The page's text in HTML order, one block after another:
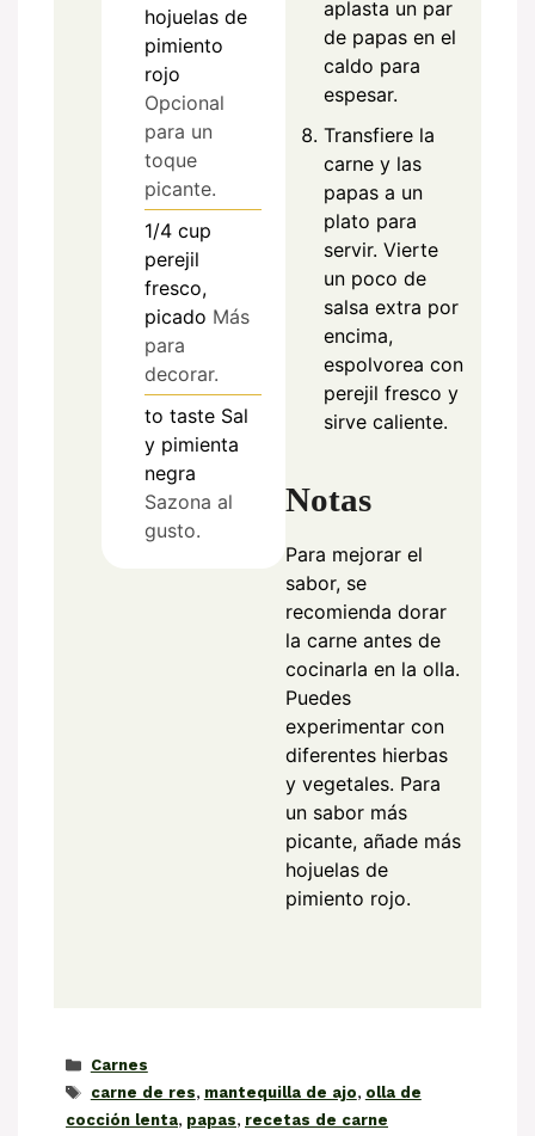
hojuelas de
pimiento
rojo
Opcional
para un
toque
picante.
1/4 cup
perejil
fresco,
picado Más
para
decorar.
to taste Sal
y pimienta
negra
Sazona al
gusto.
aplasta un par
de papas en el
caldo para
espesar.
Transfiere la
carne y las
papas a un
plato para
servir. Vierte
un poco de
salsa extra por
encima,
espolvorea con
perejil fresco y
sirve caliente.
Notas
Para mejorar el
sabor, se
recomienda dorar
la carne antes de
cocinarla en la olla.
Puedes
experimentar con
diferentes hierbas
y vegetales. Para
un sabor más
picante, añade más
hojuelas de
pimiento rojo.
Categorías
Carnes
Etiquetas
carne de res, mantequilla de ajo, olla de
cocción lenta, papas, recetas de carne